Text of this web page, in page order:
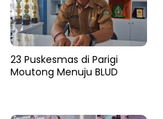
23 Puskesmas di Parigi
Moutong Menuju BLUD